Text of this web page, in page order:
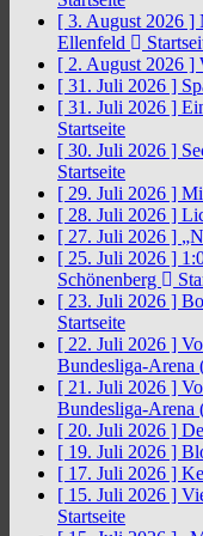
[ 3. August 2026 ]
Ellenfeld
[ 2. August 2026 ]
[ 31. Juli 2026 ]
[ 31. Juli 2026 ]
Startseite
[ 30. Juli 2026 ]
Startseite
[ 29. Juli 2026 ]
[ 28. Juli 2026 ]
[ 27. Juli 2026 ]
[ 25. Juli 2026 ]
Schönenberg
[ 23. Juli 2026 ]
Startseite
[ 22. Juli 2026 ]
Bundesliga-Arena
[ 21. Juli 2026 ]
Bundesliga-Arena
[ 20. Juli 2026 ]
[ 19. Juli 2026 ]
[ 17. Juli 2026 ]
[ 15. Juli 2026 ]
Startseite